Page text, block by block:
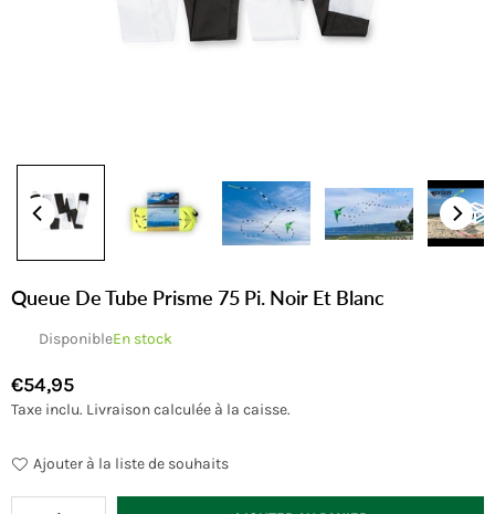
Queue De Tube Prisme 75 Pi. Noir Et Blanc
DisponibleEn stock
Prix
régulier
€54,95
Taxe inclu. Livraisoncalculée à la caisse.
Ajouter à la liste de souhaits